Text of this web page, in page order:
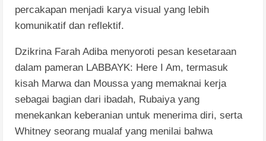
percakapan menjadi karya visual yang lebih
komunikatif dan reflektif.
Dzikrina Farah Adiba menyoroti pesan kesetaraan
dalam pameran LABBAYK: Here I Am, termasuk
kisah Marwa dan Moussa yang memaknai kerja
sebagai bagian dari ibadah, Rubaiya yang
menekankan keberanian untuk menerima diri, serta
Whitney seorang mualaf yang menilai bahwa